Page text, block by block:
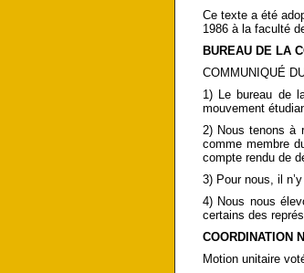
Ce texte a été
1986 à la faculté
BUREAU DE LA
COMMUNIQUÉ
1) Le bureau de
mouvement
2) Nous tenons à
comme membre
compte rendu de
3) Pour nous, il
4) Nous nous
certains des
COORDINATION
Motion unitaire